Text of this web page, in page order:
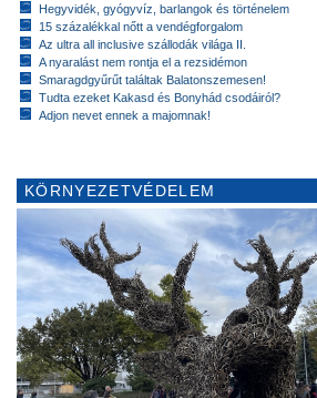
Hegyvidék, gyógyvíz, barlangok és történelem
15 százalékkal nőtt a vendégforgalom
Az ultra all inclusive szállodák világa II.
A nyaralást nem rontja el a rezsidémon
Smaragdgyűrűt találtak Balatonszemesen!
Tudta ezeket Kakasd és Bonyhád csodáiról?
Adjon nevet ennek a majomnak!
KÖRNYEZETVÉDELEM